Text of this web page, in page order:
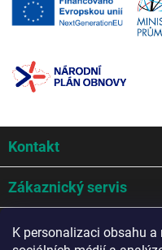
K personalizaci obsahu
p
t
Kontakt
Zákaznický servis
Mohlo by se hodit